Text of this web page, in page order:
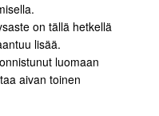
on tällä hetkellä
lisää.
luomaan
aivan toinen